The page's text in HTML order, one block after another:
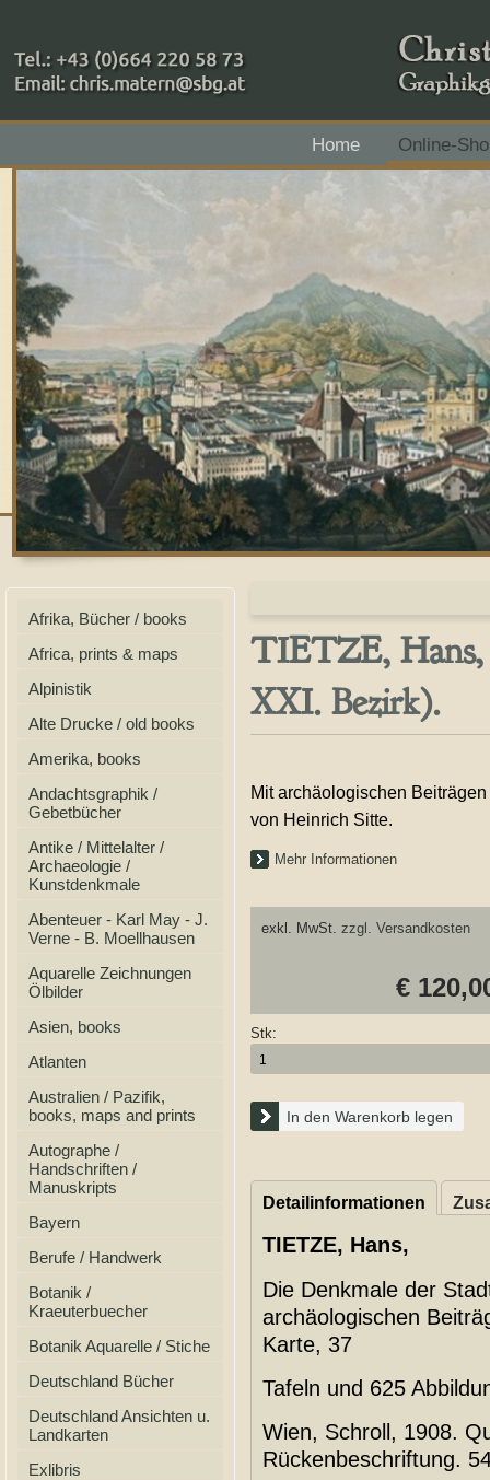
+43 (0)664 220 58 73
Home
Online-
Zahlungsmethoden: RAIBA - Flachgau Mitte - IBAN
Afrika, Bücher / books
Africa, prints & maps
Alpinistik
Alte Drucke / old books
Amerika, books
Andachtsgraphik /
Gebetbücher
Antike / Mittelalter /
Archaeologie /
Kunstdenkmale
Abenteuer - Karl May - J.
Verne - B. Moellhausen
Aquarelle Zeichnungen
Ölbilder
Asien, books
Atlanten
Australien / Pazifik,
books, maps and prints
Autographe /
Handschriften /
Manuskripts
Bayern
Berufe / Handwerk
Botanik /
Kraeuterbuecher
Botanik Aquarelle / Stiche
Deutschland Bücher
Deutschland Ansichten u.
Landkarten
Exlibris
TIETZE, Hans,
XXI. Bezirk).
Mit archäologischen Beiträgen
von Heinrich Sitte.
Mehr Informationen
exkl. MwSt. zzgl. Versandkosten
€
Stk:
In den Warenkorb legen
Detailinformationen
TIETZE, Hans,
Die Denkmale der
archäologischen
Karte, 37
Tafeln und 625
Wien, Schroll, 1908.
Rückenbeschriftung.